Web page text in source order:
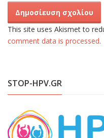
This site uses Akismet to
comment data is processed.
STOP-HPV.GR